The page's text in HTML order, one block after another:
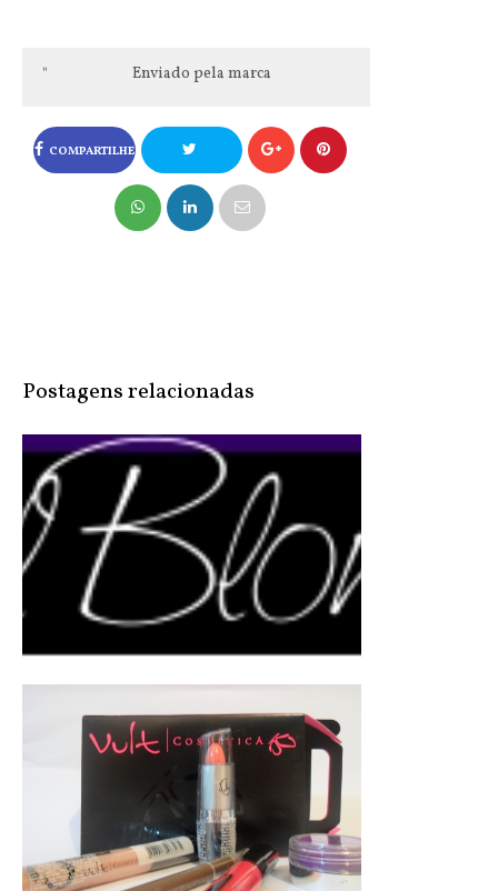
Enviado pela marca
COMPARTILHE
NO FACEBOOK COMPARTILHE
Postagens relacionadas